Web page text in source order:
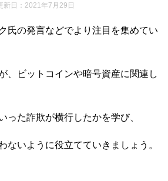
日： 2021年7月29日
氏の発言などでより注目を集めてい
、ビットコインや暗号資産に関連し
った詐欺が横行したかを学び、
ないように役立てていきましょう。